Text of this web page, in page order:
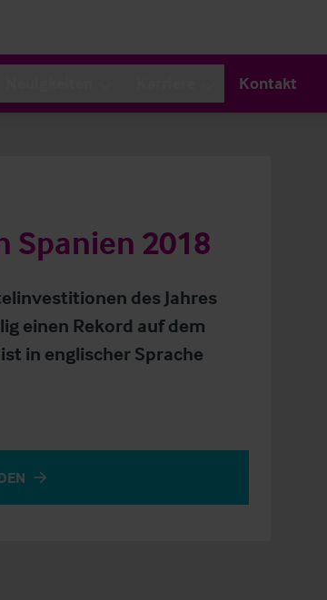
Kontakt
2018
des Jahres
einen Rekord auf dem
in englischer Sprache